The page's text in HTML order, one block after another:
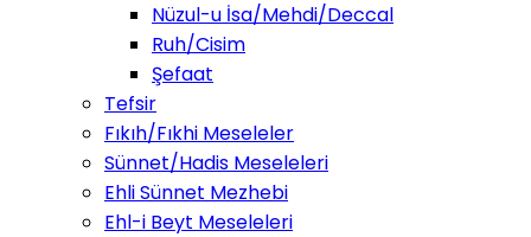
Nüzul-u İsa/Mehdi/Deccal
Ruh/Cisim
Şefaat
Tefsir
Fıkıh/Fıkhi Meseleler
Sünnet/Hadis Meseleleri
Ehli Sünnet Mezhebi
Ehl-i Beyt Meseleleri